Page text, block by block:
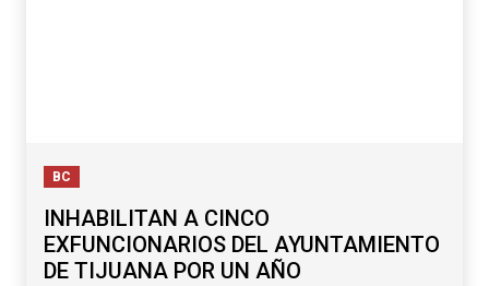
BC
INHABILITAN A CINCO
EXFUNCIONARIOS DEL AYUNTAMIENTO
DE TIJUANA POR UN AÑO